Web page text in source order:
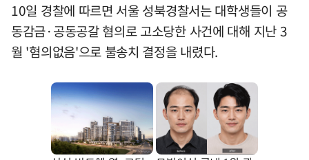
10일 경찰에 따르면 서울 성북경찰서는 대학생들이 공
동감금·공동공갈 혐의로 고소당한 사건에 대해 지난 3
월 '혐의없음'으로 불송치 결정을 내렸다.